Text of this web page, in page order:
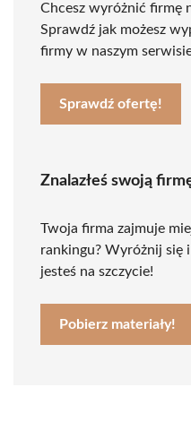
Chcesz wyróżnić firmę
Sprawdź jak możesz
firmy w naszym
Sprawdź ofertę!
Znalazłeś swoją
Twoja firma zajmuje
rankingu? Wyróżnij się
jesteś na szczycie!
Pobierz materiały!